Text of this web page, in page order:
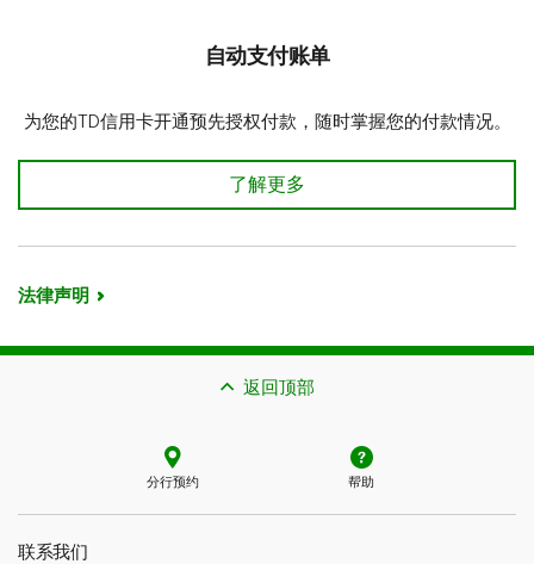
自动支付账单
为您的TD信用卡开通预先授权付款，随时掌握您的付款情况。
自动支付账单
了解更多
法律声明
返回顶部
分行预约 帮助
联系我们​​​​​​​